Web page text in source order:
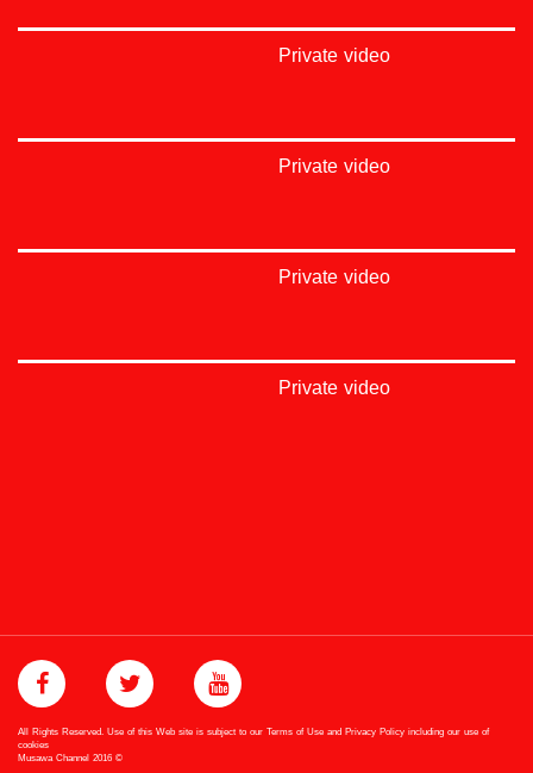
Private video
Private video
Private video
Private video
All Rights Reserved. Use of this Web site is subject to our Terms of Use and Privacy Policy including our use of
cookies
©
2016